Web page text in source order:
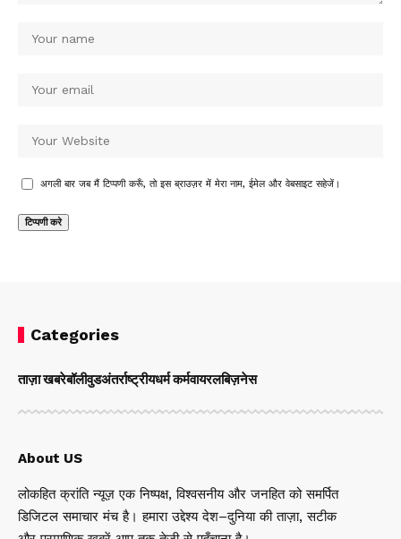
अगली बार जब मैं टिप्पणी करूँ, तो इस ब्राउज़र में मेरा नाम, ईमेल और वेबसाइट सहेजें।
Categories
ताज़ा खबरेबॉलीवुडअंतर्राष्ट्रीयधर्म कर्मवायरलबिज़नेस
About US
लोकहित क्रांति न्यूज़ एक निष्पक्ष, विश्वसनीय और जनहित को समर्पित
डिजिटल समाचार मंच है। हमारा उद्देश्य देश–दुनिया की ताज़ा, सटीक